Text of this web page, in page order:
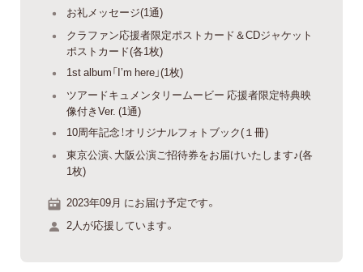
お礼メッセージ(1通)
クラファン応援者限定ポストカード＆CDジャケット
ポストカード(各1枚)
1st album「I’m here」(1枚)
ツアードキュメンタリームービー 応援者限定特典映
像付きVer. (1通)
10周年記念！オリジナルフォトブック(１冊)
東京公演、大阪公演ご招待券をお届けいたします♪(各
1枚)
2023年09月 にお届け予定です。
2人が応援しています。